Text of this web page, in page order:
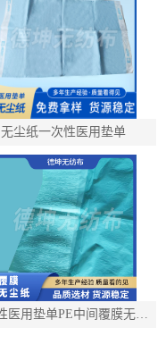
无尘纸一次性医用垫单
一次性医用垫单PE中间覆膜无尘纸